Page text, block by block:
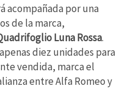
acompañada por una
de la marca,
Luna Rossa.
diez unidades para
vendida, marca el
entre Alfa Romeo y